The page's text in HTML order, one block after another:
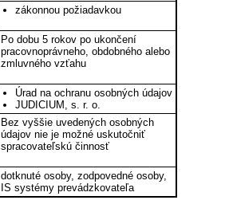
zákonnou požiadavkou
Po dobu 5 rokov po ukončení
pracovnoprávneho, obdobného alebo
zmluvného vzťahu
Úrad na ochranu osobných údajov
JUDICIUM, s. r. o.
Bez vyššie uvedených osobných
údajov nie je možné uskutočniť
spracovateľskú činnosť
dotknuté osoby, zodpovedné osoby,
IS systémy prevádzkovateľa